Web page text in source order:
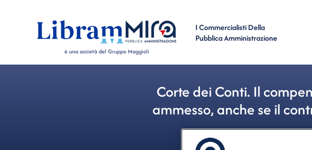
è una società del Gruppo Maggioli
I Commercialisti Della
Pubblica Amministrazione
Corte dei Conti. Il
ammesso, anche se il